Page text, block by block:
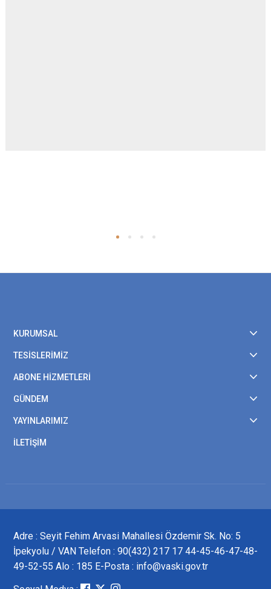
KURUMSAL
TESİSLERİMİZ
ABONE HİZMETLERİ
GÜNDEM
YAYINLARIMIZ
İLETİŞİM
Adre : Seyit Fehim Arvasi Mahallesi Özdemir Sk. No: 5
İpekyolu / VAN Telefon : 90(432) 217 17 44-45-46-47-48-
49-52-55 Alo : 185 E-Posta : info@vaski.gov.tr